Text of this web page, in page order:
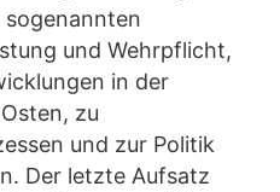
sogenannten
und Wehrpflicht,
in der
zu
und zur Politik
Der letzte Aufsatz